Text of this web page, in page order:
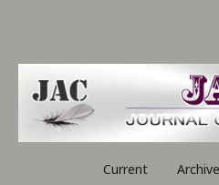
Current